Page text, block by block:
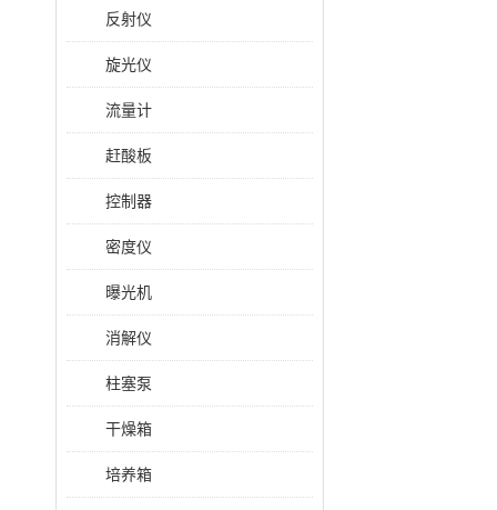
反射仪
旋光仪
流量计
赶酸板
控制器
密度仪
曝光机
消解仪
柱塞泵
干燥箱
培养箱